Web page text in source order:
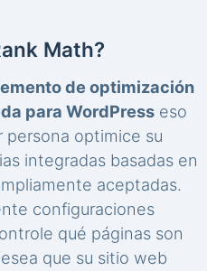
Math?
de optimización
para WordPress eso
persona optimice su
integradas basadas en
aceptadas.
configuraciones
qué páginas son
que su sitio web